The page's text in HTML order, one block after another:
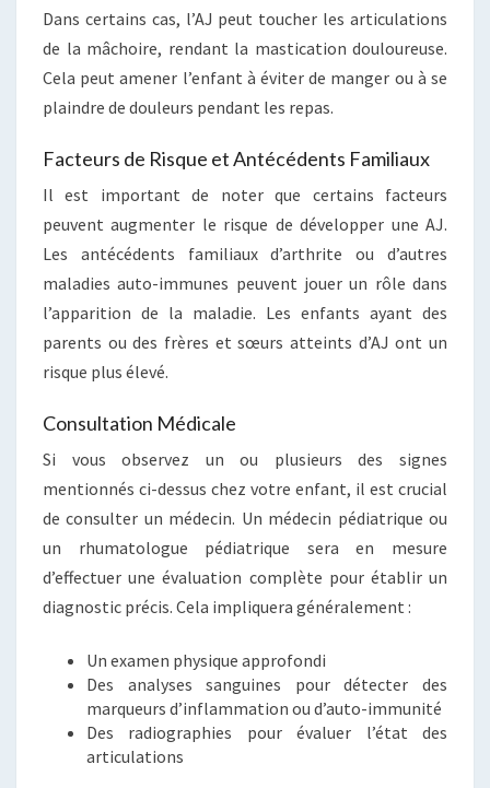
Dans certains cas, l’AJ peut toucher les articulations
de la mâchoire, rendant la mastication douloureuse.
Cela peut amener l’enfant à éviter de manger ou à se
plaindre de douleurs pendant les repas.
Facteurs de Risque et Antécédents Familiaux
Il est important de noter que certains facteurs
peuvent augmenter le risque de développer une AJ.
Les antécédents familiaux d’arthrite ou d’autres
maladies auto-immunes peuvent jouer un rôle dans
l’apparition de la maladie. Les enfants ayant des
parents ou des frères et sœurs atteints d’AJ ont un
risque plus élevé.
Consultation Médicale
Si vous observez un ou plusieurs des signes
mentionnés ci-dessus chez votre enfant, il est crucial
de consulter un médecin. Un médecin pédiatrique ou
un rhumatologue pédiatrique sera en mesure
d’effectuer une évaluation complète pour établir un
diagnostic précis. Cela impliquera généralement :
Un examen physique approfondi
Des analyses sanguines pour détecter des
marqueurs d’inflammation ou d’auto-immunité
Des radiographies pour évaluer l’état des
articulations